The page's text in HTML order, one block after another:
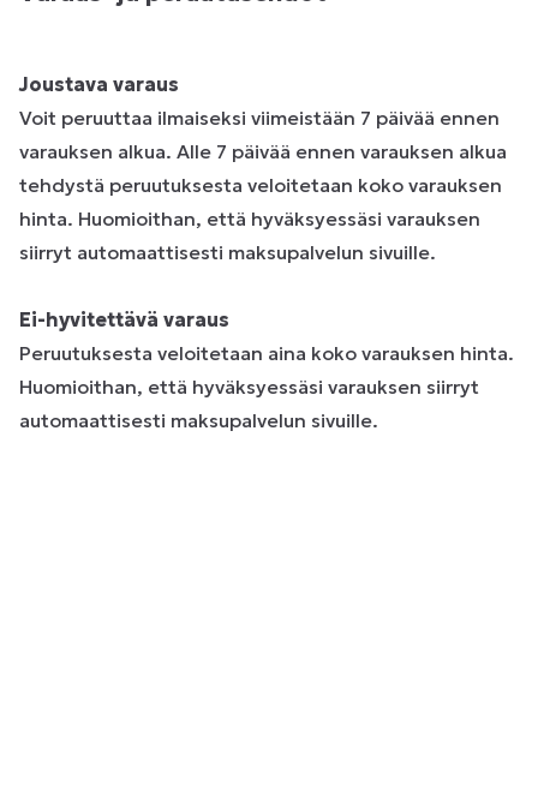
Joustava varaus
Voit peruuttaa ilmaiseksi viimeistään 7 päivää ennen
varauksen alkua. Alle 7 päivää ennen varauksen alkua
tehdystä peruutuksesta veloitetaan koko varauksen
hinta. Huomioithan, että hyväksyessäsi varauksen
siirryt automaattisesti maksupalvelun sivuille.
Ei-hyvitettävä varaus
Peruutuksesta veloitetaan aina koko varauksen hinta.
Huomioithan, että hyväksyessäsi varauksen siirryt
automaattisesti maksupalvelun sivuille.